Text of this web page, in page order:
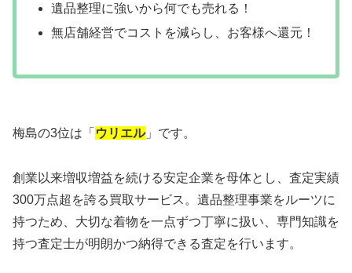
遺品整理に強いから何でも売れる！
無店舗経営でコストを減らし、お客様へ還元！
梅島の3位は「 ウリエル」です。
創業以来増収増益を続ける安定企業を母体とし、査定実績
300万点超を誇る買取サービス。遺品整理事業をルーツに
持つため、大切な着物を一点ずつ丁寧に扱い、専門知識を
持つ査定士が明朗かつ納得できる査定を行います。